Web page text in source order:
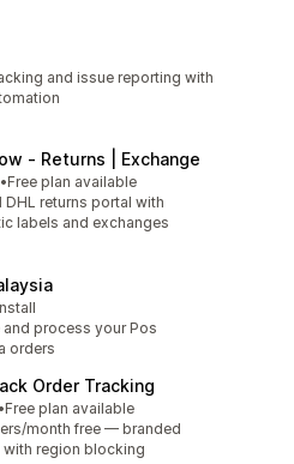
and issue reporting with
‑ Returns | Exchange
顆星
價
•Free plan available
DHL returns portal with
labels and exchanges
and process your Pos
orders
Order Tracking
顆星
價
•Free plan available
month free — branded
region blocking